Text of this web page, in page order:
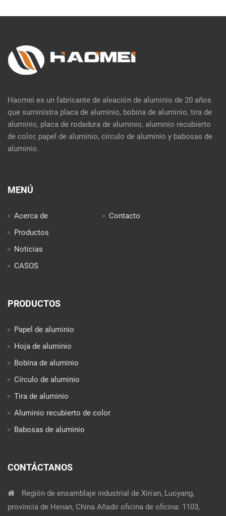
Haomei es un fabricante de aleación de aluminio de 20 años
que suministra placa de aluminio, bobina de aluminio, tira de
aluminio, placa de rodadura de aluminio, aluminio recubierto
de color, papel de aluminio, círculo de aluminio y babosas de
aluminio.
MENÚ
Acerca de
Productos
Noticias
CASOS
Contacto
PRODUCTOS
Papel de aluminio
Hoja de aluminio
Bobina de aluminio
Círculo de aluminio
Tira de aluminio
Aluminio recubierto de color
Babosas de aluminio
CONTÁCTANOS
Región de ensamblaje industrial de Xin'an, Luoyang,
provincia de Henan, China Añadir oficina de oficina: 1103,